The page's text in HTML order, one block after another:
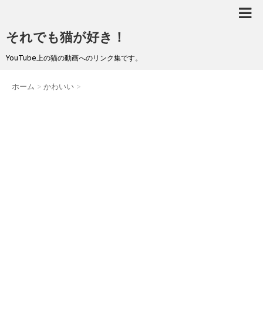
それでも猫が好き！
YouTube上の猫の動画へのリンク集です。
ホーム > かわいい >